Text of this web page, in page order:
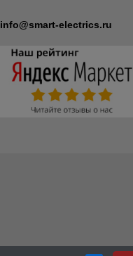
info@smart-electrics.ru